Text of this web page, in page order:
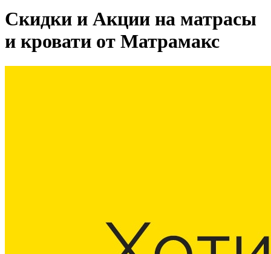
Скидки и Акции на матрасы
и кровати от Матрамакс